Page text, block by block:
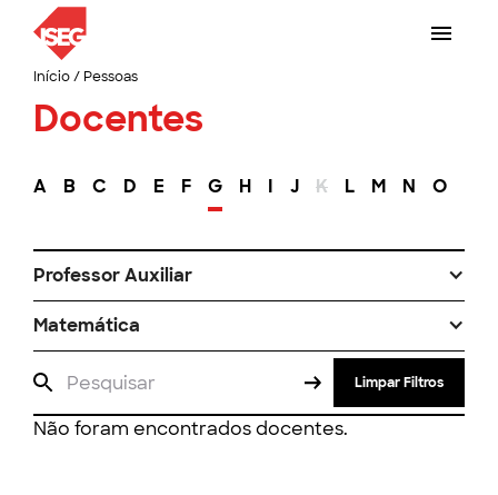
Início/ Pessoas
Docentes
A B C D E F G H I J K L M N O
Professor Auxiliar
Matemática
Limpar Filtros
Não foram encontrados docentes.